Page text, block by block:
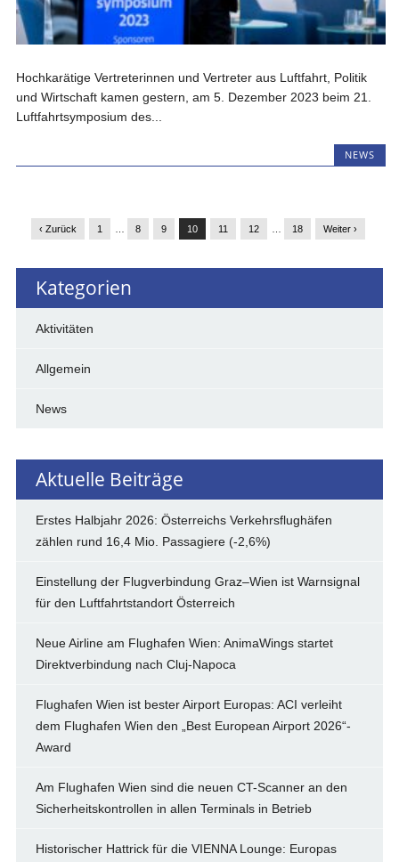
Hochkarätige Vertreterinnen und Vertreter aus Luftfahrt, Politik
und Wirtschaft kamen gestern, am 5. Dezember 2023 beim 21.
Luftfahrtsymposium des...
NEWS
‹ Zurück 1 8 9 10 11 12 18 Weiter ›
Kategorien
Aktivitäten
Allgemein
News
Aktuelle Beiträge
Erstes Halbjahr 2026: Österreichs Verkehrsflughäfen
zählen rund 16,4 Mio. Passagiere (-2,6%)
Einstellung der Flugverbindung Graz–Wien ist Warnsignal
für den Luftfahrtstandort Österreich
Neue Airline am Flughafen Wien: AnimaWings startet
Direktverbindung nach Cluj-Napoca
Flughafen Wien ist bester Airport Europas: ACI verleiht
dem Flughafen Wien den „Best European Airport 2026“-
Award
Am Flughafen Wien sind die neuen CT-Scanner an den
Sicherheitskontrollen in allen Terminals in Betrieb
Historischer Hattrick für die VIENNA Lounge: Europas